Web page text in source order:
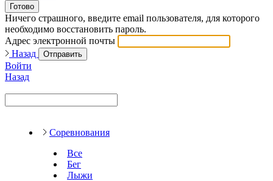
Готово
Ничего страшного, введите email пользователя, для которого
необходимо восстановить пароль.
Адрес электронной почты
Назад
Отправить
Войти
Назад
Соревнования
Все
Бег
Лыжи